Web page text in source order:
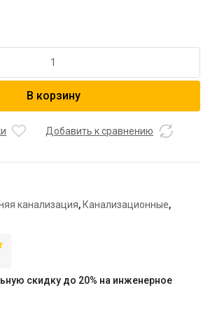
В корзину
Добавить к сравнению
канализация, Канализационные,
скидку до 20% на инженерное